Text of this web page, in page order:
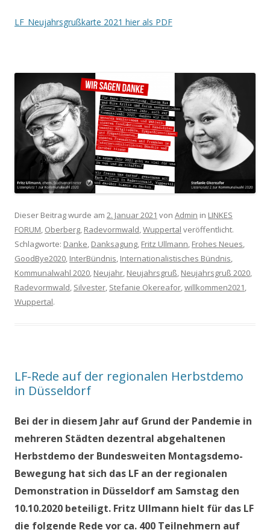
LF_Neujahrsgrußkarte 2021 hier als PDF
Dieser Beitrag wurde am 2. Januar 2021 von Admin in LINKES
FORUM, Oberberg, Radevormwald,Wuppertal veröffentlicht.
Schlagworte: Danke, Danksagung, Fritz Ullmann, Frohes Neues,
GoodBye2020, InterBündnis, Internationalistisches Bündnis,
Kommunalwahl 2020, Neujahr, Neujahrsgruß, Neujahrsgruß 2020,
Radevormwald, Silvester, Stefanie Okereafor,willkommen2021,
Wuppertal.
LF-Rede auf der regionalen Herbstdemo
in Düsseldorf
Bei der in diesem Jahr auf Grund der Pandemie in
mehreren Städten dezentral abgehaltenen
Herbstdemo der Bundesweiten Montagsdemo-
Bewegung hat sich das LF an der regionalen
Demonstration in Düsseldorf am Samstag den
10.10.2020 beteiligt. Fritz Ullmann hielt für das LF
die folgende Rede vor ca. 400 Teilnehmern auf